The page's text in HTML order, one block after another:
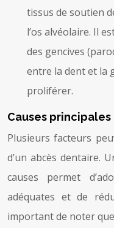
tissus de soutien
l’os alvéolaire. Il
des gencives
entre la dent et la
proliférer.
Causes principales
Plusieurs facteurs
d’un abcès dentaire.
causes permet
adéquates et de
important de noter